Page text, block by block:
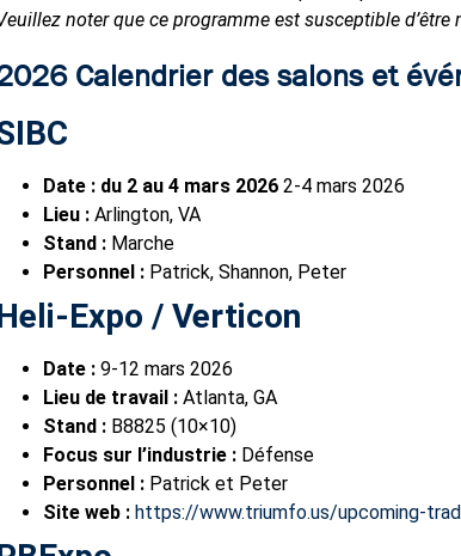
noter que ce programme est susceptible d’être
Calendrier des salons et
Date : du 2 au 4 mars 2026 2-4 mars 2026
Lieu : Arlington, VA
Stand : Marche
Personnel : Patrick, Shannon, Peter
Expo / Verticon
Date : 9-12 mars 2026
Lieu de travail : Atlanta, GA
Stand : B8825 (10×10)
Focus sur l’industrie : Défense
Personnel : Patrick et Peter
Site web : https://www.triumfo.us/upcoming-